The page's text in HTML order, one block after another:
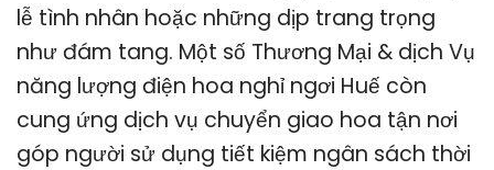
lễ tình nhân hoặc những dịp trang trọng
như đám tang. Một số Thương Mại & dịch Vụ
năng lượng điện hoa nghỉ ngơi Huế còn
cung ứng dịch vụ chuyển giao hoa tận nơi
góp người sử dụng tiết kiệm ngân sách thời